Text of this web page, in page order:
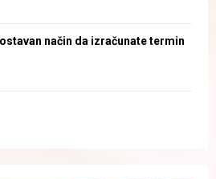
način da izračunate termin